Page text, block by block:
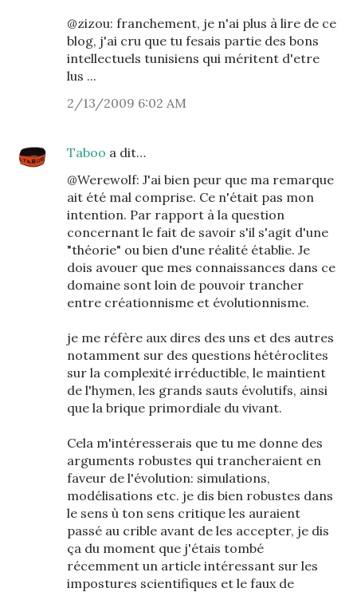
@zizou: franchement, je n'ai plus à lire de ce
blog, j'ai cru que tu fesais partie des bons
intellectuels tunisiens qui méritent d'etre
lus ...
2/13/2009 6:02 AM
Taboo a dit…
@Werewolf: J'ai bien peur que ma remarque
ait été mal comprise. Ce n'était pas mon
intention. Par rapport à la question
concernant le fait de savoir s'il s'agit d'une
"théorie" ou bien d'une réalité établie. Je
dois avouer que mes connaissances dans ce
domaine sont loin de pouvoir trancher
entre créationnisme et évolutionnisme.
je me réfère aux dires des uns et des autres
notamment sur des questions hétéroclites
sur la complexité irréductible, le maintient
de l'hymen, les grands sauts évolutifs, ainsi
que la brique primordiale du vivant.
Cela m'intéresserais que tu me donne des
arguments robustes qui trancheraient en
faveur de l'évolution: simulations,
modélisations etc. je dis bien robustes dans
le sens ù ton sens critique les auraient
passé au crible avant de les accepter, je dis
ça du moment que j'étais tombé
récemment un article intéressant sur les
impostures scientifiques et le faux de